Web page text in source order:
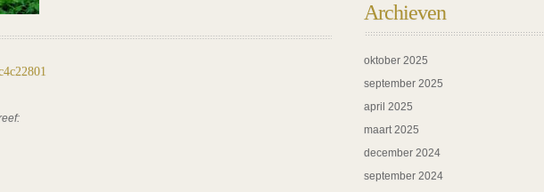
Archieven
oktober 2025
september 2025
april 2025
maart 2025
december 2024
september 2024